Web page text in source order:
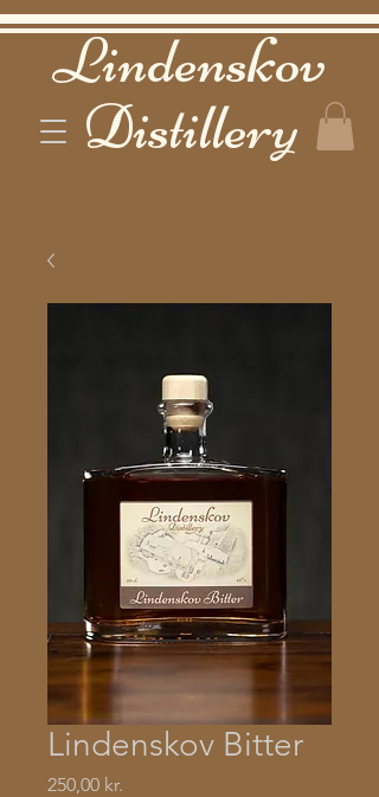
Lindenskov
Distillery
Lindenskov Bitter
250,00 kr.